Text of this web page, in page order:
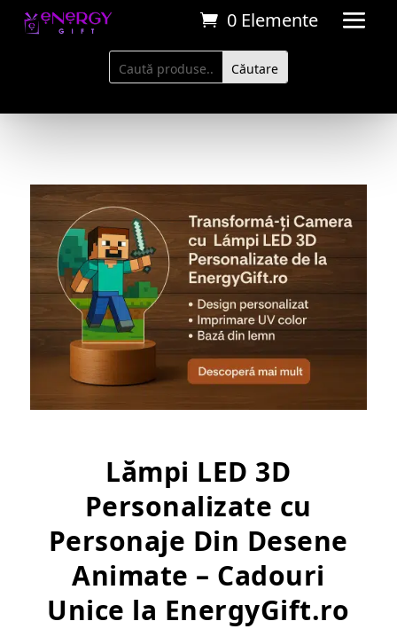
0 Elemente
Lămpi LED 3D
Personalizate cu
Personaje Din Desene
Animate – Cadouri
Unice la EnergyGift.ro